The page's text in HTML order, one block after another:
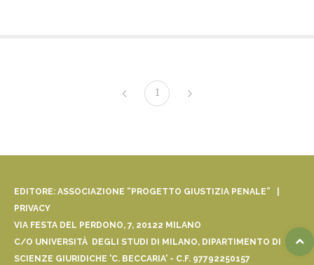
1
EDITORE: ASSOCIAZIONE “PROGETTO GIUSTIZIA PENALE” |
PRIVACY
VIA FESTA DEL PERDONO, 7, 20122 MILANO
C/O UNIVERSITÀ DEGLI STUDI DI MILANO, DIPARTIMENTO DI
SCIENZE GIURIDICHE 'C. BECCARIA' - C.F. 97792250157